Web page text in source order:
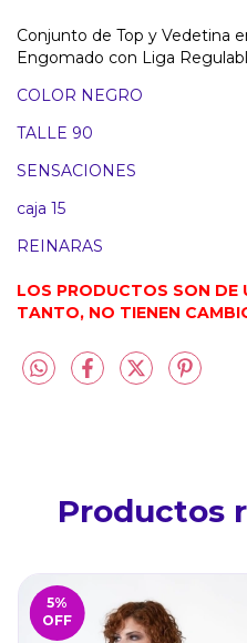
Conjunto de Top y Vedetina
Engomado con Liga
COLOR NEGRO
TALLE 90
SENSACIONES
caja 15
REINARAS
LOS PRODUCTOS SON DE
TANTO, NO TIENEN
Productos
5%
OFF